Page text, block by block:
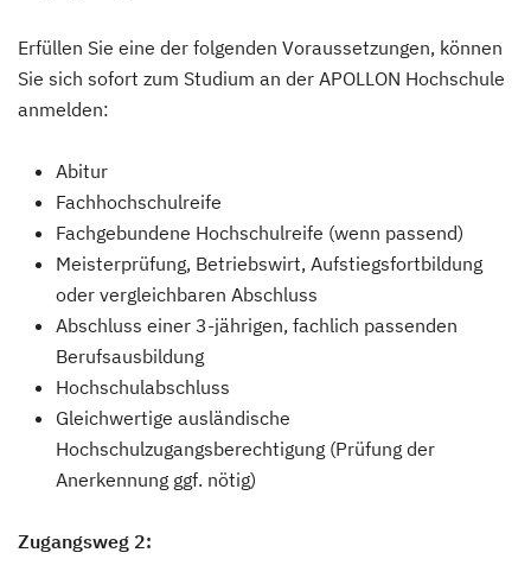
Erfüllen Sie eine der folgenden Voraussetzungen, können
Sie sich sofort zum Studium an der APOLLON Hochschule
anmelden:
Abitur
Fachhochschulreife
Fachgebundene Hochschulreife (wenn passend)
Meisterprüfung, Betriebswirt, Aufstiegsfortbildung
oder vergleichbaren Abschluss
Abschluss einer 3-jährigen, fachlich passenden
Berufsausbildung
Hochschulabschluss
Gleichwertige ausländische
Hochschulzugangsberechtigung (Prüfung der
Anerkennung ggf. nötig)
Zugangsweg 2: